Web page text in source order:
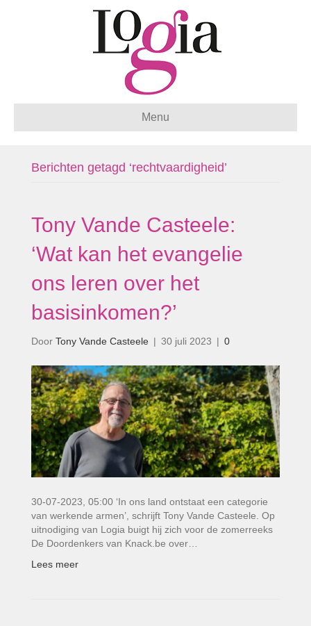
Menu
Berichten getagd ‘rechtvaardigheid’
Tony Vande Casteele:
‘Wat kan het evangelie
ons leren over het
basisinkomen?’
Door Tony Vande Casteele | 30 juli 2023 | 0
30-07-2023, 05:00 ‘In ons land ontstaat een categorie
van werkende armen’, schrijft Tony Vande Casteele. Op
uitnodiging van Logia buigt hij zich voor de zomerreeks
De Doordenkers van Knack.be over…
Lees meer